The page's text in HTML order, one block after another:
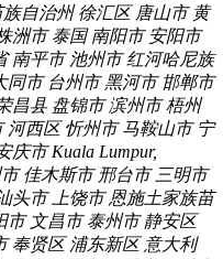
自治州 徐汇区 唐山市 黄
洲市 泰国 南阳市 安阳市
南平市 池州市 红河哈尼族
同市 台州市 黑河市 邯郸市
昌县 盘锦市 滨州市 梧州
河西区 忻州市 马鞍山市 宁
庆市 Kuala Lumpur,
佳木斯市 邢台市 三明市
头市 上饶市 恩施土家族苗
市 文昌市 泰州市 静安区
奉贤区 浦东新区 意大利